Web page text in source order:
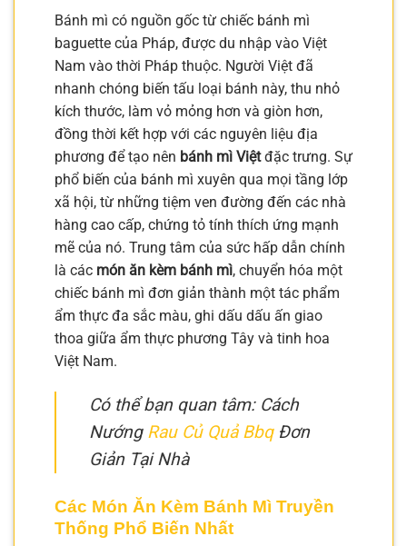
Bánh mì có nguồn gốc từ chiếc bánh mì
baguette của Pháp, được du nhập vào Việt
Nam vào thời Pháp thuộc. Người Việt đã
nhanh chóng biến tấu loại bánh này, thu nhỏ
kích thước, làm vỏ mỏng hơn và giòn hơn,
đồng thời kết hợp với các nguyên liệu địa
phương để tạo nên bánh mì Việtđặc trưng. Sự
phổ biến của bánh mì xuyên qua mọi tầng lớp
xã hội, từ những tiệm ven đường đến các nhà
hàng cao cấp, chứng tỏ tính thích ứng mạnh
mẽ của nó. Trung tâm của sức hấp dẫn chính
là các món ăn kèm bánh mì, chuyển hóa một
chiếc bánh mì đơn giản thành một tác phẩm
ẩm thực đa sắc màu, ghi dấu dấu ấn giao
thoa giữa ẩm thực phương Tây và tinh hoa
Việt Nam.
Có thể bạn quan tâm: Cách
Nướng Rau Củ Quả BbqĐơn
Giản Tại Nhà
Các Món Ăn Kèm Bánh Mì Truyền
Thống Phổ Biến Nhất